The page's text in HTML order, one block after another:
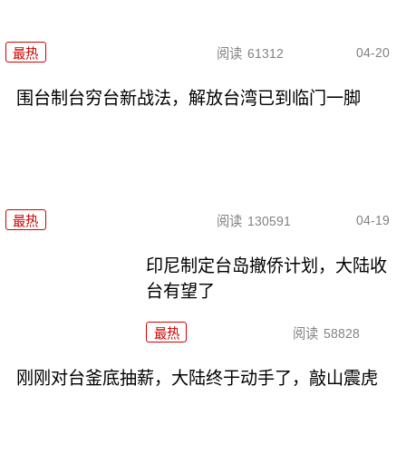
最热 阅读 61312 04-20
围台制台穷台新战法，解放台湾已到临门一脚
最热 阅读 130591 04-19
印尼制定台岛撤侨计划，​大陆收
台有望了
最热 阅读 58828
刚刚对台釜底抽薪，大陆终于动手了，敲山震虎